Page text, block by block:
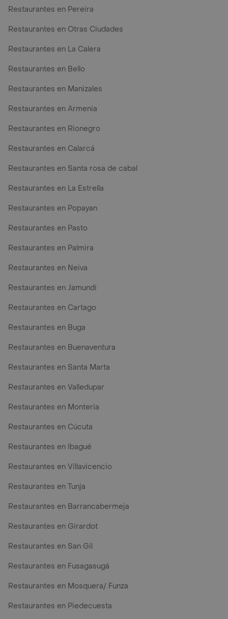
Restaurantes en Pereira
Restaurantes en Otras Ciudades
Restaurantes en La Calera
Restaurantes en Bello
Restaurantes en Manizales
Restaurantes en Armenia
Restaurantes en Rionegro
Restaurantes en Calarcá
Restaurantes en Santa rosa de cabal
Restaurantes en La Estrella
Restaurantes en Popayan
Restaurantes en Pasto
Restaurantes en Palmira
Restaurantes en Neiva
Restaurantes en Jamundi
Restaurantes en Cartago
Restaurantes en Buga
Restaurantes en Buenaventura
Restaurantes en Santa Marta
Restaurantes en Valledupar
Restaurantes en Monteria
Restaurantes en Cúcuta
Restaurantes en Ibagué
Restaurantes en Villavicencio
Restaurantes en Tunja
Restaurantes en Barrancabermeja
Restaurantes en Girardot
Restaurantes en San Gil
Restaurantes en Fusagasugá
Restaurantes en Mosquera/ Funza
Restaurantes en Piedecuesta